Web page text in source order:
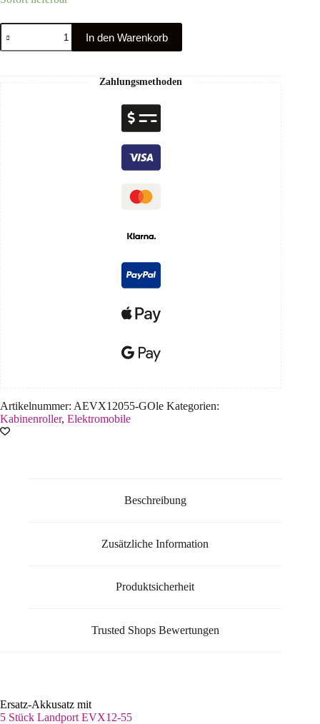
In den Warenkorb
Zahlungsmethoden
Artikelnummer: AEVX12055-GOle Kategorien:
Kabinenroller, Elektromobile
Beschreibung
Zusätzliche Information
Produktsicherheit
Trusted Shops Bewertungen
Ersatz-Akkusatz mit
5 Stück Landport EVX12-55